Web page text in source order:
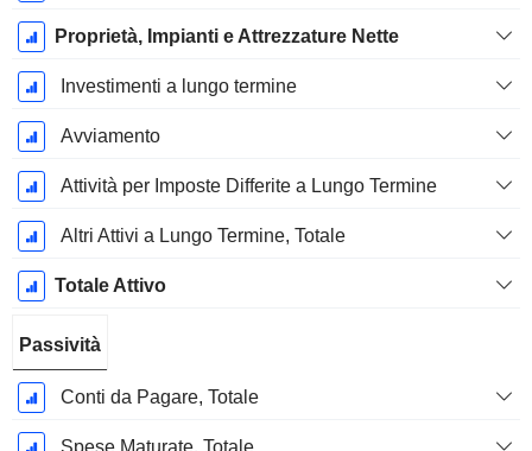
Proprietà, Impianti e Attrezzature Nette
Investimenti a lungo termine
Avviamento
Attività per Imposte Differite a Lungo Termine
Altri Attivi a Lungo Termine, Totale
Totale Attivo
Passività
Conti da Pagare, Totale